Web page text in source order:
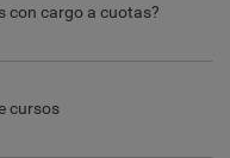
con cargo a cuotas?
cursos